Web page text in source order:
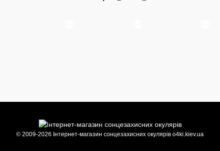
© 2009-2026 Інтернет-магазин сонцезахисних окулярів o4ki.kiev.ua